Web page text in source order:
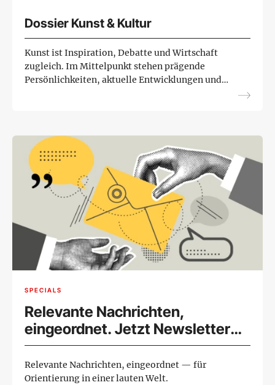
Dossier Kunst & Kultur
Kunst ist Inspiration, Debatte und Wirtschaft
zugleich. Im Mittelpunkt stehen prägende
Persönlichkeiten, aktuelle Entwicklungen und
SPECIALS
Relevante Nachrichten,
eingeordnet. Jetzt Newsletter
abonnieren.
Relevante Nachrichten, eingeordnet — für
Orientierung in einer lauten Welt.